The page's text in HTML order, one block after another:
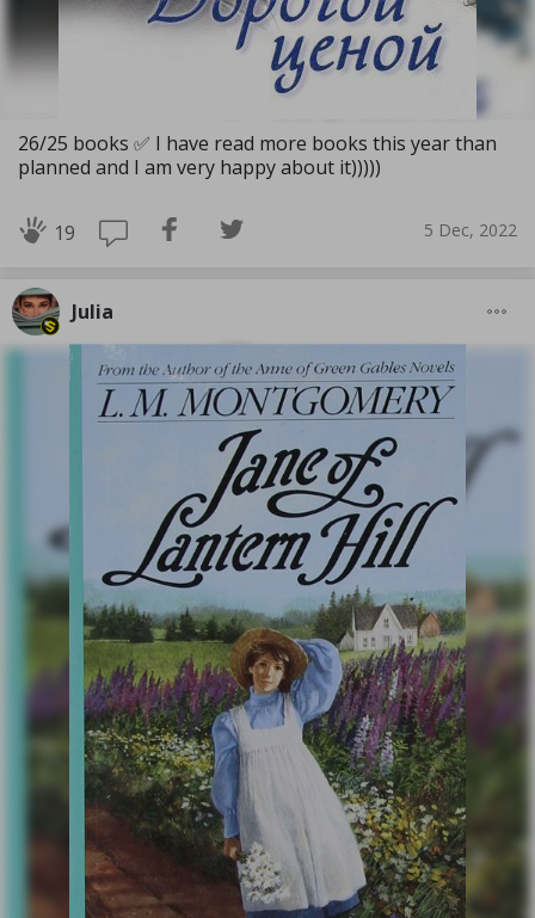
26/25 books ✅️ I have read more books this year than
planned and I am very happy about it)))))
19 5 Dec, 2022
Julia